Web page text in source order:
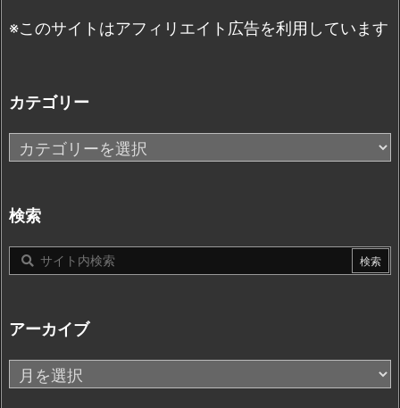
※このサイトはアフィリエイト広告を利用しています
カテゴリー
カ
テ
リ
ー
検索
アーカイブ
ア
ー